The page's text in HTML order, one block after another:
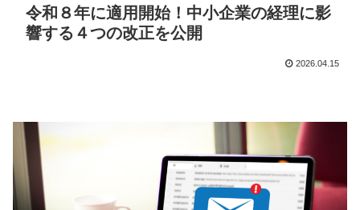
令和８年に適用開始！中小企業の経理に影
響する４つの改正を公開
2026.04.15